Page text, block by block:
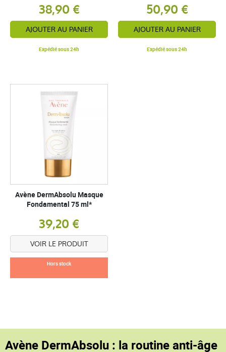
38,90 €
AJOUTER AU PANIER
Expédié sous 24h
50,90 €
AJOUTER AU PANIER
Expédié sous 24h
Avène DermAbsolu Masque
Fondamental 75 ml*
39,20 €
VOIR LE PRODUIT
Hors stock
Avène DermAbsolu : la routine anti-âge